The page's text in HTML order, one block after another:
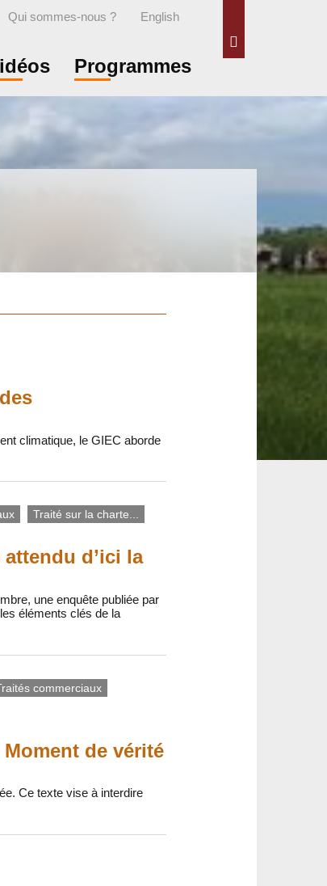
Qui sommes-nous ? English
Programmes
climatique, le GIEC aborde
Traité sur la charte...
d’ici la
une enquête publiée par
éléments clés de la
commerciaux
de vérité
Ce texte vise à interdire